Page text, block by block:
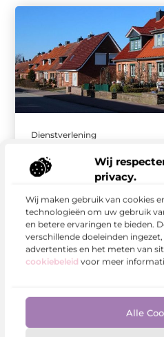
Wij
privacy.
Wij maken gebruik van cookies
technologieën om uw gebruik
en betere ervaringen te bieden.
verschillende doeleinden
advertenties en het meten van
cookiebeleid voor meer
Alle
Dienstverlening
met die mooie buik
Verhuizen staat sowieso al
Als je daar gierende